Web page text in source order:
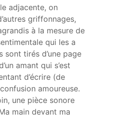
adjacente, on
griffonnages,
à la mesure de
qui les a
sont tirés d’une page
amant qui s’est
d’écrire (de
amoureuse.
une pièce sonore
main devant ma